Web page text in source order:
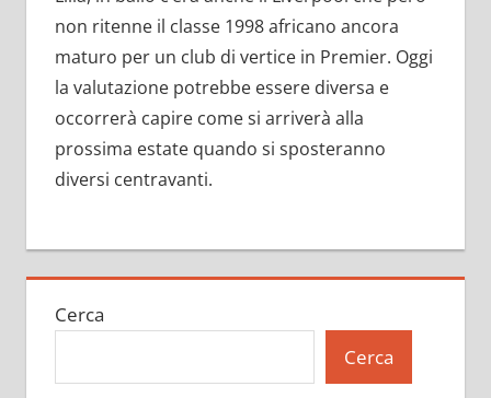
non ritenne il classe 1998 africano ancora
maturo per un club di vertice in Premier. Oggi
la valutazione potrebbe essere diversa e
occorrerà capire come si arriverà alla
prossima estate quando si sposteranno
diversi centravanti.
Cerca
Cerca